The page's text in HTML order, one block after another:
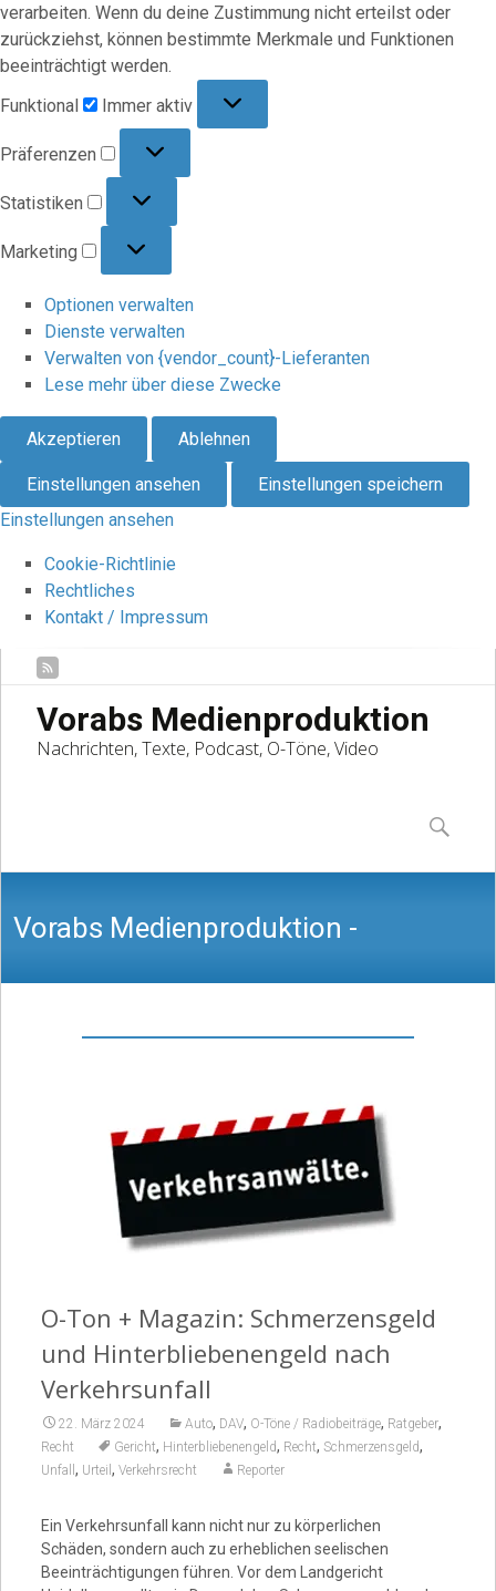
verarbeiten. Wenn du deine Zustimmung nicht erteilst oder
zurückziehst, können bestimmte Merkmale und Funktionen
beeinträchtigt werden.
Funktional
Immer aktiv
Präferenzen
Statistiken
Marketing
Optionen verwalten
Dienste verwalten
Verwalten von {vendor_count}-Lieferanten
Lese mehr über diese Zwecke
Akzeptieren Ablehnen
Einstellungen ansehen
Einstellungen speichern
Einstellungen ansehen
Cookie-Richtlinie
Rechtliches
Kontakt / Impressum
Vorabs Medienproduktion
Nachrichten, Texte, Podcast, O-Töne, Video
content
Suchen
nach:
Vorabs Medienproduktion -
Nachrichten, Texte, Podcast, O-Töne,
O-Ton + Magazin: Schmerzensgeld
und Hinterbliebenengeld nach
Verkehrsunfall
22. März 2024 Auto, DAV, O-Töne / Radiobeiträge, Ratgeber,
Recht Gericht, Hinterbliebenengeld, Recht, Schmerzensgeld,
Unfall , Urteil , Verkehrsrecht Reporter
Ein Verkehrsunfall kann nicht nur zu körperlichen
Schäden, sondern auch zu erheblichen seelischen
Beeinträchtigungen führen. Vor dem Landgericht